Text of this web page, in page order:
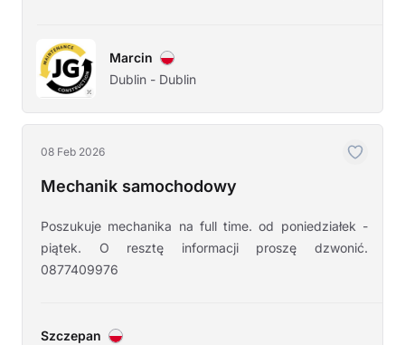
Marcin
Dublin - Dublin
08 Feb 2026
Mechanik samochodowy
Poszukuje mechanika na full time. od poniedziałek -
piątek. O resztę informacji proszę dzwonić.
0877409976
Szczepan